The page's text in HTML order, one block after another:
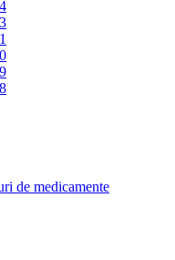
de medicamente